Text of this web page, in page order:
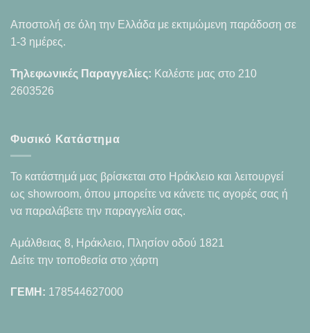
Αποστολή σε όλη την Ελλάδα με εκτιμώμενη παράδοση σε
1-3 ημέρες.
Τηλεφωνικές Παραγγελίες: Καλέστε μας στο 210
2603526
Φυσικό Κατάστημα
Το κατάστημά μας βρίσκεται στο Ηράκλειο και λειτουργεί
ως showroom, όπου μπορείτε να κάνετε τις αγορές σας ή
να παραλάβετε την παραγγελία σας.
Αμάλθειας 8, Ηράκλειο, Πλησίον οδού 1821
Δείτε την τοποθεσία στο χάρτη
ΓΕΜΗ: 178544627000